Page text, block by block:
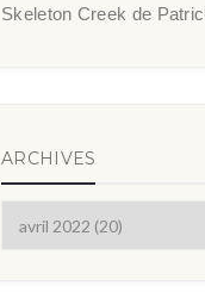
Skeleton Creek de
ARCHIVES